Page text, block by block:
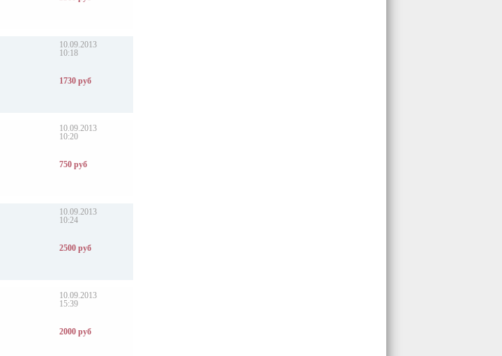
10.09.2013
10:18
1730 руб
10.09.2013
10:20
750 руб
10.09.2013
10:24
2500 руб
10.09.2013
15:39
2000 руб